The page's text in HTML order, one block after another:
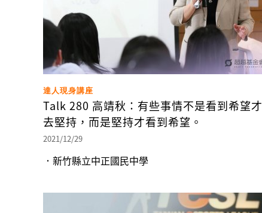
達人現身講座
Talk 280 高靖秋：有些事情不是看到希望才
去堅持，而是堅持才看到希望。
2021/12/29
．新竹縣立中正國民中學